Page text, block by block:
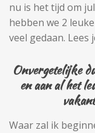
nu is het tijd om
hebben we 2
veel gedaan. Lees
Onvergetelijke
en aan al het
Waar zal ik